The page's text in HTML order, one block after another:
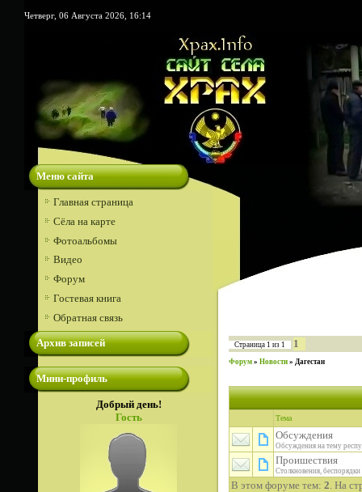
Четверг, 06 Августа 2026, 16:14
Меню сайта
Главная страница
Сёла на карте
Фотоальбомы
Видео
Форум
Гостевая книга
Обратная связь
Архив записей
Мини-профиль
Добрый день!
Гость
Страница 1 из 1 1
Форум » Новости » Дагестан
Тема
Обсуждения
Обсуждения на тему
Проишествия
Столкновения, беспорядки
В этом форуме тем: 2. На